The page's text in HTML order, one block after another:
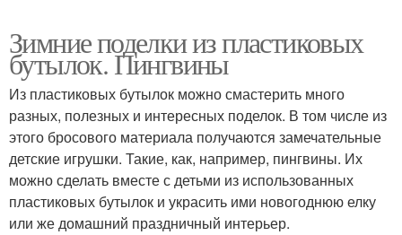
Зимние поделки из пластиковых
бутылок. Пингвины
Из пластиковых бутылок можно смастерить много
разных, полезных и интересных поделок. В том числе из
этого бросового материала получаются замечательные
детские игрушки. Такие, как, например, пингвины. Их
можно сделать вместе с детьми из использованных
пластиковых бутылок и украсить ими новогоднюю елку
или же домашний праздничный интерьер.